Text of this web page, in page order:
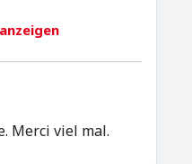
Merci viel mal.